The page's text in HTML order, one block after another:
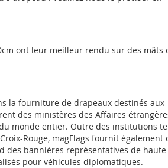
ont leur meilleur rendu sur des mâts
la fourniture de drapeaux destinés aux
des ministères des Affaires
monde entier. Outre des institutions
Rouge, magFlags fournit également
des bannières représentatives de haute
pour véhicules diplomatiques.